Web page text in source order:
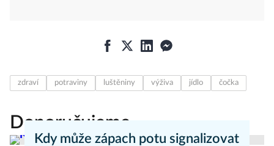
zdraví potraviny luštěniny výživa jídlo čočka
Doporučujeme
Kdy může zápach potu signalizovat